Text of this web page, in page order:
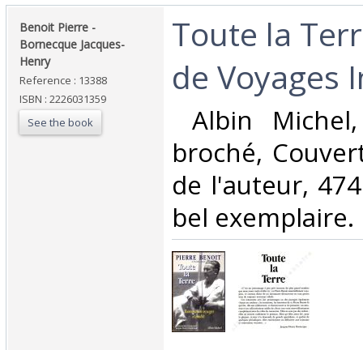
‎Benoit Pierre -
Bornecque Jacques-
Henry‎
Reference : 13388
ISBN : 2226031359
See the book
‎Toute la
de Voyages
Albin
broché,
de l'auteur,
bel exemplaire.‎